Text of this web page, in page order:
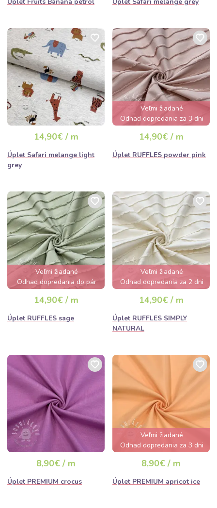
14,90€ / m
Úplet Safari melange light
grey
Veľmi žiadané
Odhad dopredania za 3 dni
14,90€ / m
Úplet RUFFLES powder pink
Veľmi žiadané
Odhad dopredania do pár
hodín
14,90€ / m
Úplet RUFFLES sage
Veľmi žiadané
Odhad dopredania za 2 dni
14,90€ / m
Úplet RUFFLES SIMPLY
NATURAL
8,90€ / m
Úplet PREMIUM crocus
Veľmi žiadané
Odhad dopredania za 3 dni
8,90€ / m
Úplet PREMIUM apricot ice